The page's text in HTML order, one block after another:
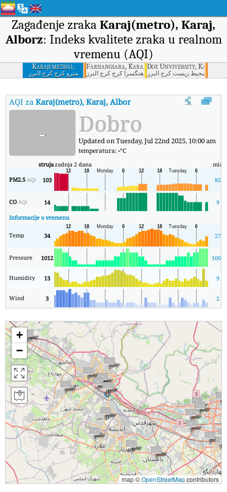
Zagađenje zraka Karaj(metro), Karaj,
Alborz: Indeks kvalitete zraka u realnom
vremenu (AQI)
Karaj(metro),
Karaj, Alborz
مترو کرج کرج البرز
Farhangsara, Karaj, Alborz
فرهنگسرا کرج کرج البرز
Doe Unviversity, Karaj,
حفاظت محيط زيست کرج البرز
AQI zaKaraj(metro), Karaj, Alborz Indeks kvaliteta zraka (AQI)
- Dobro
Updated on Tuesday, Jul 22nd 2025, 10:00 am
temperatura:-°C
strujazadnja 2 dana min
PM2.5AQI 103 85
COAQI 14
9
Informacije o vremenu
Temp 34 27
Pressure 1012 1008
Humidity 13 9
Wind 3 2
+
−
map ©OpenStreetMapcontributors